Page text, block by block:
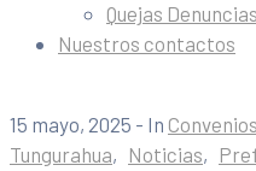
Quejas Denuncias
Nuestros contactos
15 mayo, 2025 - In Convenios
Tungurahua‚ Noticias‚